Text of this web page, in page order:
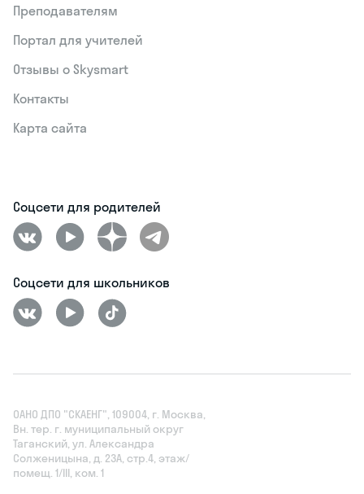
Преподавателям
Портал для учителей
Отзывы о Skysmart
Контакты
Карта сайта
Соцсети для родителей
Соцсети для школьников
ОАНО ДПО "СКАЕНГ", 109004, г. Москва,
Вн. тер. г. муниципальный округ
Таганский, ул. Александра
Солженицына, д. 23А, стр.4, этаж/
помещ. 1/III, ком. 1